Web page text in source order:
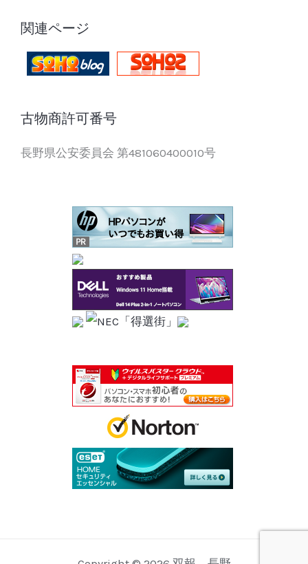
関連ページ
古物商許可番号
長野県公安委員会 第481060400010号